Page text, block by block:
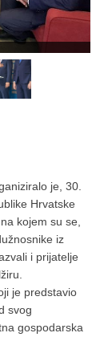
je, 30.
Hrvatske
kojem su se,
iz
i prijatelje
je predstavio
svog
gospodarska